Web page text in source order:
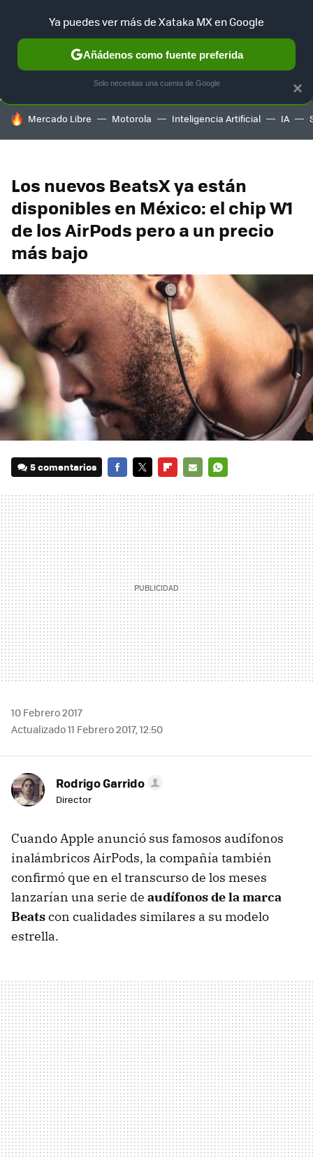
SELECCIÓN GAMING HOME AUTO TERRITORIO
HOY SE HABLA DE
Mercado Libre Motorola Inteligencia Artificial IA
Los nuevos BeatsX ya están
disponibles en México: el chip W1
de los AirPods pero a un precio
más bajo
5 comentarios
MAIL
10 Febrero 2017
Actualizado 11 Febrero 2017, 12:50
Rodrigo Garrido
Director
Cuando Apple anunció sus famosos audífonos
inalámbricos AirPods, la compañía también
confirmó que en el transcurso de los meses
lanzarían una serie de audífonos de la marca
Beatscon cualidades similares a su modelo
estrella.
×
Ya puedes ver más de Xataka MX en Google
Añádenos como fuente preferida
Solo necesitas una cuenta de Google